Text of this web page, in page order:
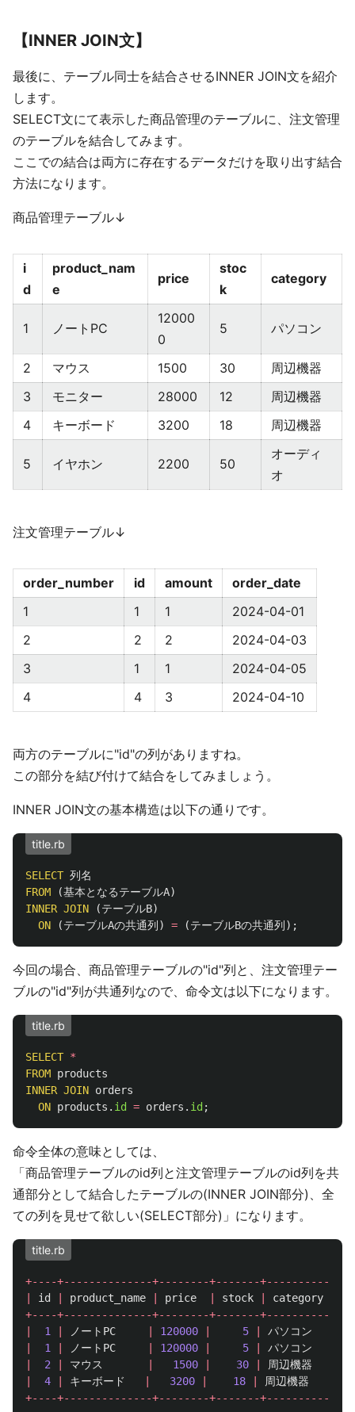
【INNER JOIN文】
最後に、テーブル同士を結合させるINNER JOIN文を紹介
します。
SELECT文にて表示した商品管理のテーブルに、注文管理
のテーブルを結合してみます。
ここでの結合は両方に存在するデータだけを取り出す結合
方法になります。
商品管理テーブル↓
i
d
product_nam
e
price
stoc
k
category
1 ノートPC
12000
0
5 パソコン
2 マウス 1500 30
周辺機器
3
モニター 28000 12
周辺機器
4
キーボード 3200 18 周辺機器
5 イヤホン 2200 50
オーディ
オ
注文管理テーブル↓
order_number id amount
order_date
1
1 1
2024-04-01
2
2 2
2024-04-03
3
1 1
2024-04-05
4
4 3 2024-04-10
両方のテーブルに"id"の列がありますね。
この部分を結び付けて結合をしてみましょう。
INNER JOIN文の基本構造は以下の通りです。
title.rb
SELECT 列名
FROM
(基本となるテーブルA)
INNER JOIN (テーブルB)
ON
(テーブルAの共通列 ) = (テーブルBの共通列 );
今回の場合、商品管理テーブルの"id"列と、注文管理テー
ブルの"id"列が共通列なので、命令文は以下になります。
title.rb
SELECT *
FROM products
INNER JOIN orders
ON products . id = orders . id ;
命令全体の意味としては、
「商品管理テーブルのid列と注文管理テーブルのid列を共
通部分として結合したテーブルの(INNER JOIN部分)、全
ての列を見せて欲しい(SELECT部分)」になります。
title.rb
+----+--------------+--------+-------+-----------
id product_name price stock category
+----+--------------+--------+-------+-----------
1 ノートPC 120000 5 パソコン
1 ノートPC 120000 5 パソコン
2 マウス 1500 30 周辺機器
4 キーボード 3200 18 周辺機器
+----+--------------+--------+-------+-----------